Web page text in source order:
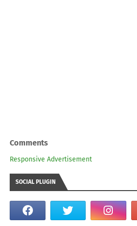
Comments
Responsive Advertisement
SOCIAL PLUGIN